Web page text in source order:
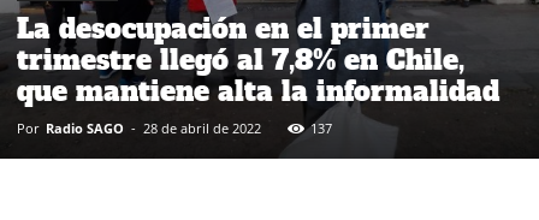
La desocupación en el primer
trimestre llegó al 7,8% en Chile,
que mantiene alta la informalidad
Por Radio SAGO - 28 de abril de 2022 137